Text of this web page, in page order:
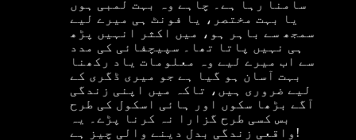
سامنا رہا ہے۔ چاہے وہ بہت لمبی ہوں
یا بہت مختصر، یا فونٹ ہی میرے لیے
سمجھ سے باہر ہو، میں اکثر انہیں پڑھ
ہی نہیں پاتا تھا۔ سپیچفائی کی مدد
سے اب میرے لیے وہ معلومات یاد رکھنا
بہت آسان ہو گیا ہے جو میری ڈگری کے
لیے ضروری ہیں، تاکہ میں اپنی زندگی
آگے بڑھا سکوں اور ہائی اسکول کی طرح
بس کسی طرح گزارا نہ کرنا پڑے۔ یہ
واقعی زندگی بدل دینے والی چیز ہے!